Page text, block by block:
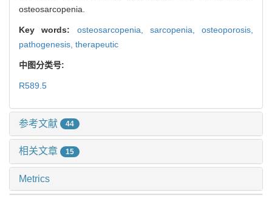
osteosarcopenia.
Key words: osteosarcopenia, sarcopenia, osteoporosis,
pathogenesis, therapeutic
中图分类号:
R589.5
参考文献 44
相关文章 15
Metrics